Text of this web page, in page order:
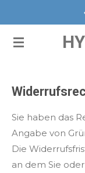
springen
Sie haben das
Angabe von
Die
an dem Sie